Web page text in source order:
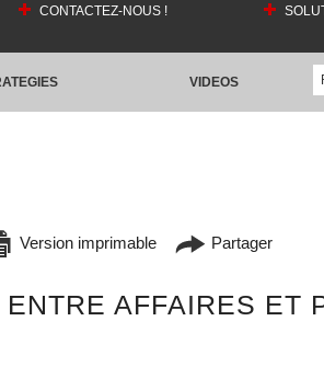
CONTACTEZ-NOUS !
VIDEOS
Version imprimable Partager
AFFAIRES ET